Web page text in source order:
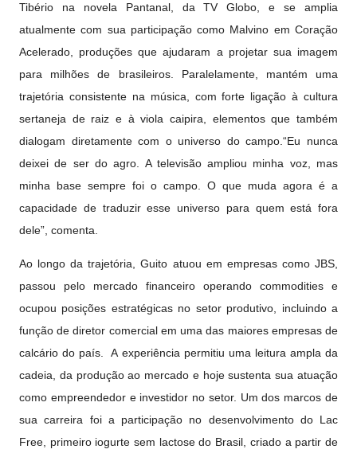
Tibério na novela Pantanal, da TV Globo, e se amplia
atualmente com sua participação como Malvino em Coração
Acelerado, produções que ajudaram a projetar sua imagem
para milhões de brasileiros. Paralelamente, mantém uma
trajetória consistente na música, com forte ligação à cultura
sertaneja de raiz e à viola caipira, elementos que também
dialogam diretamente com o universo do campo.“Eu nunca
deixei de ser do agro. A televisão ampliou minha voz, mas
minha base sempre foi o campo. O que muda agora é a
capacidade de traduzir esse universo para quem está fora
dele”, comenta.
Ao longo da trajetória, Guito atuou em empresas como JBS,
passou pelo mercado financeiro operando commodities e
ocupou posições estratégicas no setor produtivo, incluindo a
função de diretor comercial em uma das maiores empresas de
calcário do país. A experiência permitiu uma leitura ampla da
cadeia, da produção ao mercado e hoje sustenta sua atuação
como empreendedor e investidor no setor. Um dos marcos de
sua carreira foi a participação no desenvolvimento do Lac
Free, primeiro iogurte sem lactose do Brasil, criado a partir de